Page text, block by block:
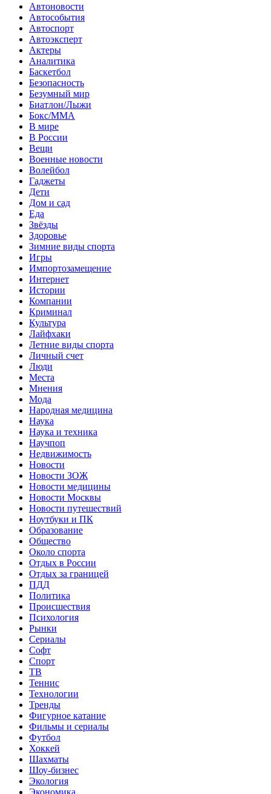
Автоновости
Автособытия
Автоспорт
Автоэксперт
Актеры
Аналитика
Баскетбол
Безопасность
Безумный мир
Биатлон/Лыжи
Бокс/MMA
В мире
В России
Вещи
Военные новости
Волейбол
Гаджеты
Дети
Дом и сад
Еда
Звёзды
Здоровье
Зимние виды спорта
Игры
Импортозамещение
Интернет
Истории
Компании
Криминал
Культура
Лайфхаки
Летние виды спорта
Личный счет
Люди
Места
Мнения
Мода
Народная медицина
Наука
Наука и техника
Научпоп
Недвижимость
Новости
Новости ЗОЖ
Новости медицины
Новости Москвы
Новости путешествий
Ноутбуки и ПК
Образование
Общество
Около спорта
Отдых в России
Отдых за границей
ПДД
Политика
Происшествия
Психология
Рынки
Сериалы
Софт
Спорт
ТВ
Теннис
Технологии
Тренды
Фигурное катание
Фильмы и сериалы
Футбол
Хоккей
Шахматы
Шоу-бизнес
Экология
Экономика